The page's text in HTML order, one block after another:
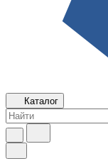
Каталог